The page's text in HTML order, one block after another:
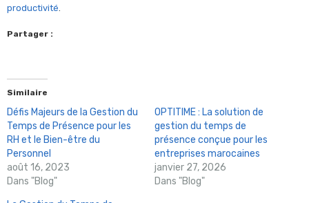
productivité
Partager :
Similaire
Défis Majeurs de la Gestion du
Temps de Présence pour les
RH et le Bien-être du
Personnel
août 16, 2023
Dans "Blog"
OPTITIME : La solution de
gestion du temps de
présence conçue pour les
entreprises marocaines
janvier 27, 2026
Dans "Blog"